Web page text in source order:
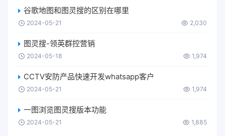
谷歌地图和图灵搜的区别在哪里
2024-05-21 2,030
图灵搜-领英群控营销
2024-05-18 1,974
CCTV安防产品快速开发whatsapp客户
2024-05-21 1,974
一图浏览图灵搜版本功能
2024-05-21 1,885